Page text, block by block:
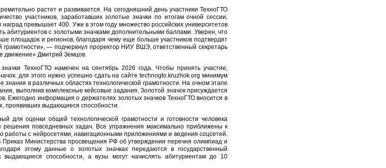
растет и развивается. На сегодняшний день участники ТехноГТО
участников, заработавших золотые значки по итогам очной сессии,
превышает 400. Уже в этом году множество российских университетов
абитуриентов с золотыми значками дополнительными баллами. Уверен, что
площадок и регионов, благодаря чему еще больше участников подтвердят
грамотности», — подчеркнул проректор НИУ ВШЭ, ответственный секретарь
движение» Дмитрий Земцов.
ТехноГТО намечен на сентябрь 2026 года. Чтобы принять участие,
для этого нужно успешно сдать на сайте technogto.kruzhok.org минимум
в различных областях технологической грамотности. На очном этапе
выполнив комплексные кейсовые задания. Золотой значок присуждается
Ежегодно информация о держателях золотых значков ТехноГТО вносится в
проявивших выдающиеся способности.
для оценки общей технологической грамотности и готовности человека
решения повседневных задач. Все упражнения максимально приближены к
работы с нейросетями, навигационными приложениями и ведения соцсетей.
Приказ Министерства просвещения РФ об утверждении перечня олимпиад и
этому данные о золотых значках передаются в государственный
способности, а вузы могут начислять абитуриентам до 10